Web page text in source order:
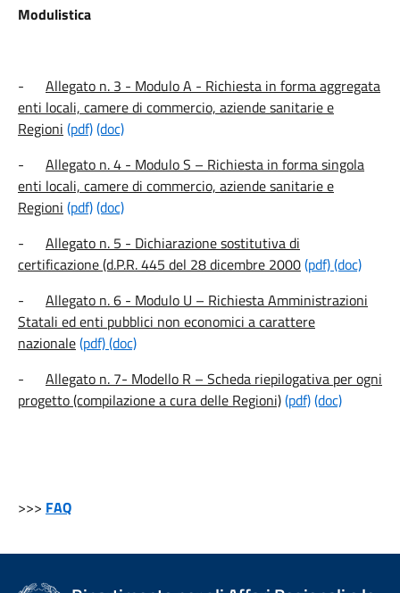
Modulistica
- Allegato n. 3 - Modulo A - Richiesta in forma aggregata
enti locali, camere di commercio, aziende sanitarie e
Regioni (pdf)(doc)
- Allegato n. 4 - Modulo S – Richiesta in forma singola
enti locali, camere di commercio, aziende sanitarie e
Regioni (pdf)(doc)
- Allegato n. 5 - Dichiarazione sostitutiva di
certificazione (d.P.R. 445 del 28 dicembre 2000(pdf)(doc)
- Allegato n. 6 - Modulo U – Richiesta Amministrazioni
Statali ed enti pubblici non economici a carattere
nazionale(pdf)(doc)
- Allegato n. 7- Modello R – Scheda riepilogativa per ogni
progetto (compilazione a cura delle Regioni)(pdf)(doc)
>>> FAQ